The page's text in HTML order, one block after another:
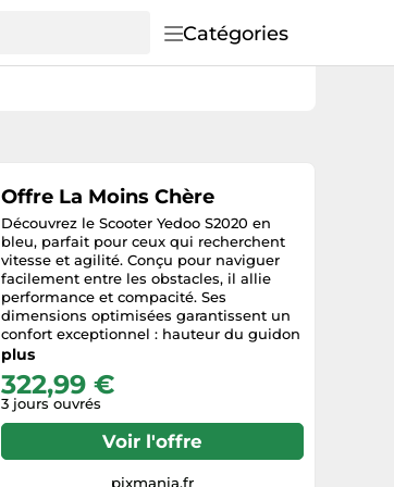
Catégories
Offre La Moins Chère
Découvrez le Scooter Yedoo S2020 en
bleu, parfait pour ceux qui recherchent
vitesse et agilité. Conçu pour naviguer
facilement entre les obstacles, il allie
performance et compacité. Ses
dimensions optimisées garantissent un
confort exceptionnel : hauteur du guidon
réglable de 92 à 98 cm, espace pour le
guidon de 64 cm. Avec un marchepied
de 40 cm et des hauteurs de roulement
ajustables, ce scooter respecte les
normes de l'UE (CSN EN 14619). Parfait
pour les aventuriers urbains, le S2020
vous offre une expérience de glisse
plus
322,99 €
3 jours ouvrés
Voir l'offre
pixmania.fr